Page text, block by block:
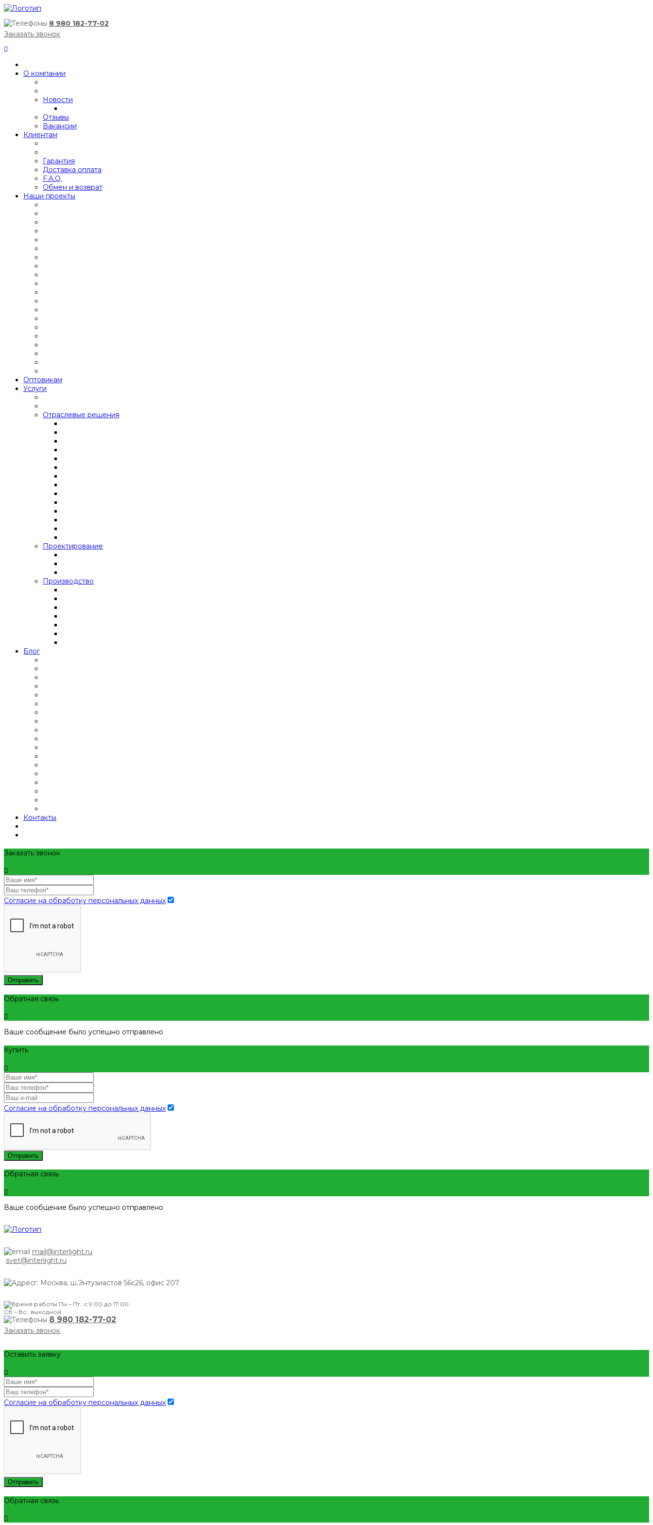
8 980 182-77-02
Заказать звонок
О компании
Новости
Отзывы
Вакансии
Клиентам
Гарантия
Доставка оплата
F.A.Q.
Обмен и возврат
Наши проекты
Оптовикам
Услуги
Отраслевые решения
Проектирование
Производство
Блог
Контакты
Заказать звонок
Согласие на обработку персональных данных
Отправить
Обратная связь
Ваше сообщение было успешно отправлено
Купить
Согласие на обработку персональных данных
Отправить
Обратная связь
Ваше сообщение было успешно отправлено
mail@interlight.ru
svet@interlight.ru
г. Москва, ш.Энтузиастов 56с26, офис 207
Пн.– Пт.: с 9:00 до 17:00
Сб.– Вс.: выходной
8 980 182-77-02
Заказать звонок
Оставить заявку
Согласие на обработку персональных данных
Отправить
Обратная связь